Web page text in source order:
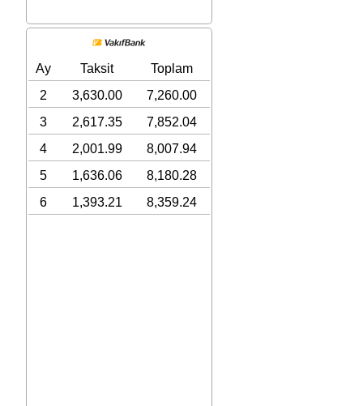
Ay Taksit
Toplam
2
3,630.00
7,260.00
3
2,617.35
7,852.04
4
2,001.99
8,007.94
5
1,636.06
8,180.28
6
1,393.21 8,359.24